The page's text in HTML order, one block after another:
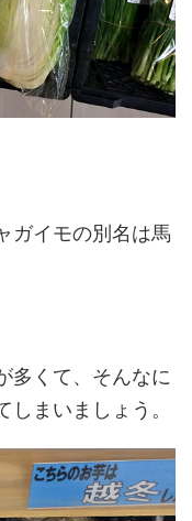
ガイモの別名は馬
多くて、そんなに
まいましょう。